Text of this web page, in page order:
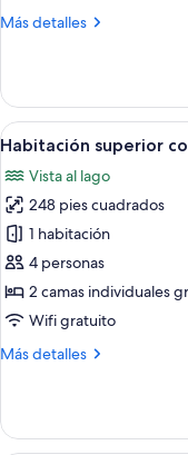
King
al
lago
Más detalles
Más
superior,
cama
size,
vista
al
lago
Abrir
todas
las
fotos
de
Habitación
superior
con
camas
al
5
Habitación superior
Vista al lago
248 pies cuadrados
1 habitación
4 personas
2 camas individuales
Wifi gratuito
Más detalles
Más
superior